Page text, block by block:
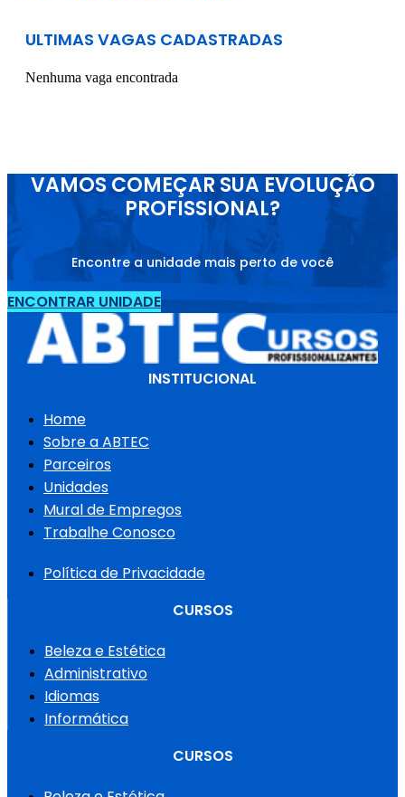
ULTIMAS VAGAS CADASTRADAS
Nenhuma vaga encontrada
VAMOS COMEÇAR SUA EVOLUÇÃO
PROFISSIONAL?
Encontre a unidade mais perto de você
ENCONTRAR UNIDADE
INSTITUCIONAL
Home
Sobre a ABTEC
Parceiros
Unidades
Mural de Empregos
Trabalhe Conosco
Política de Privacidade
CURSOS
Beleza e Estética
Administrativo
Idiomas
Informática
CURSOS